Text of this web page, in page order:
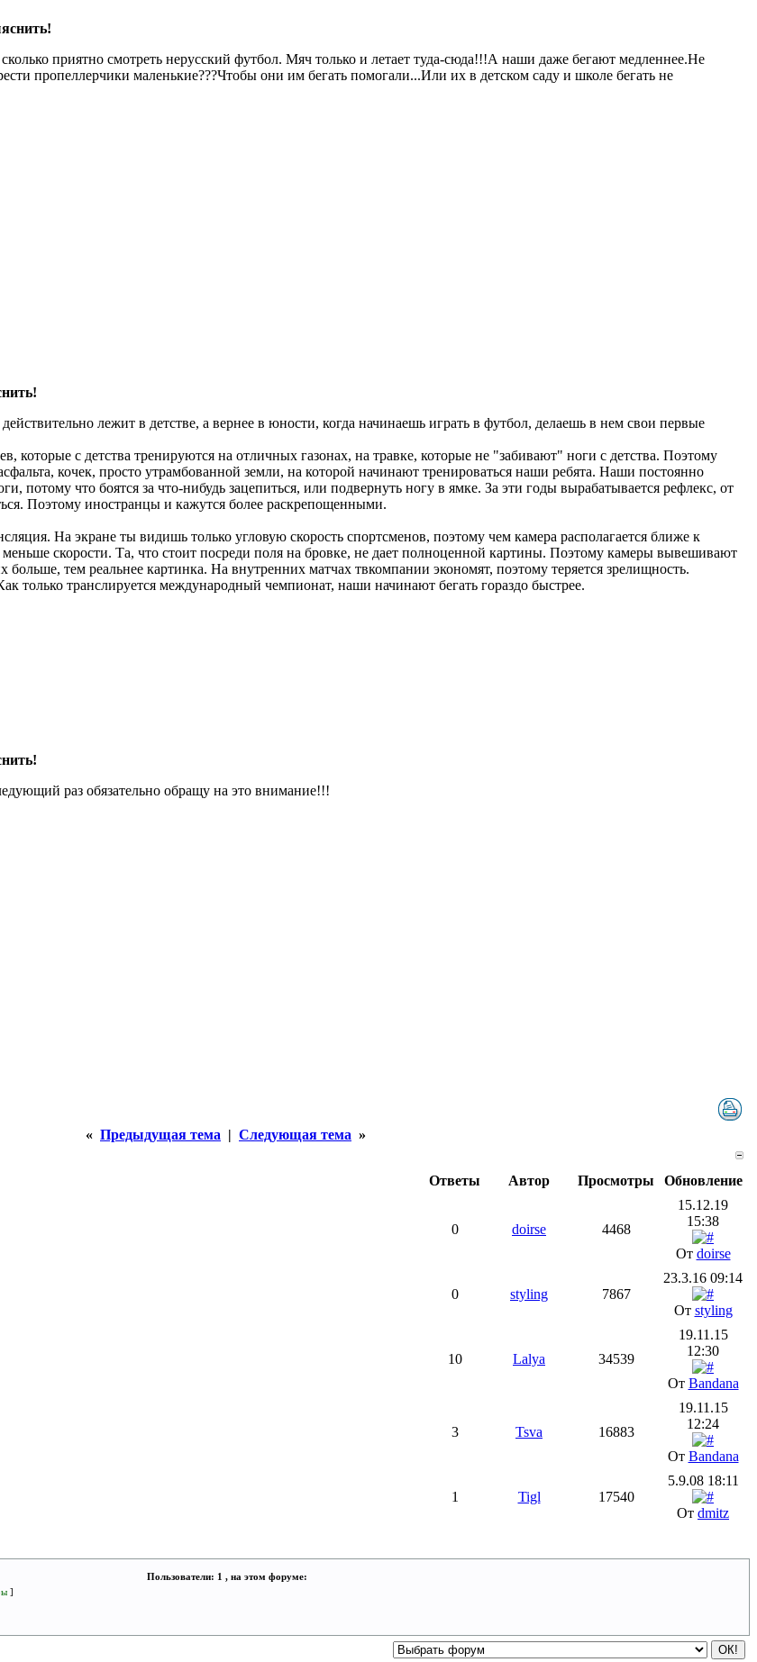
приятно смотреть нерусский футбол. Мяч только и летает туда-сюда!!!А наши даже бегают медленнее.Не
пропеллерчики маленькие???Чтобы они им бегать помогали...Или их в детском саду и школе бегать не
лежит в детстве, а вернее в юности, когда начинаешь играть в футбол, делаешь в нем свои первые
которые с детства тренируются на отличных газонах, на травке, которые не "забивают" ноги с детства. Поэтому
кочек, просто утрамбованной земли, на которой начинают тренироваться наши ребята. Наши постоянно
потому что боятся за что-нибудь зацепиться, или подвернуть ногу в ямке. За эти годы вырабатывается рефлекс, от
Поэтому иностранцы и кажутся более раскрепощенными.
На экране ты видишь только угловую скорость спортсменов, поэтому чем камера располагается ближе к
меньше скорости. Та, что стоит посреди поля на бровке, не дает полноценной картины. Поэтому камеры вывешивают
больше, тем реальнее картинка. На внутренних матчах твкомпании экономят, поэтому теряется зрелищность.
только транслируется международный чемпионат, наши начинают бегать гораздо быстрее.
раз обязательно обращу на это внимание!!!
« Предыдущая тема | Следующая тема »
Ответы Автор Просмотры Обновление
0 doirse 4468
15.12.19
15:38
От doirse
0 styling 7867
23.3.16 09:14
От styling
10 Lalya 34539
19.11.15
12:30
От Bandana
3 Tsva 16883
19.11.15
12:24
От Bandana
1 Tigl 17540
5.9.08 18:11
От dmitz
Пользователи: 1 , на этом форуме:
]